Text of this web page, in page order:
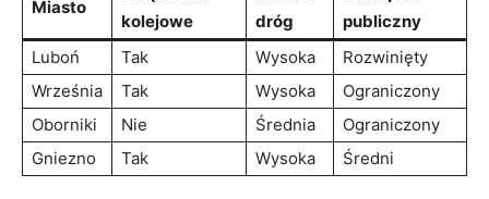
Miasto
kolejowe
dróg
publiczny
Luboń
Tak Wysoka
Rozwinięty
Września
Tak Wysoka
Ograniczony
Oborniki
Nie Średnia
Ograniczony
Gniezno
Tak Wysoka Średni